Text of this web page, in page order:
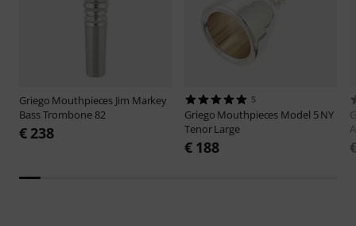
Griego Mouthpieces Jim Markey
Bass Trombone 82
€ 238
5
Griego Mouthpieces Model 5 NY
Tenor Large
€ 188